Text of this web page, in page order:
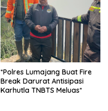
*Polres Lumajang Buat Fire
Break Darurat Antisipasi
Karhutla TNBTS Meluas*